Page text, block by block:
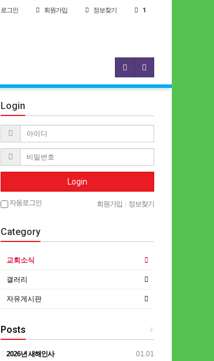
로그인 회원가입 정보찾기 1
Login
Login
자동로그인 회원가입 정보찾기
Category
교회소식
갤러리
자유게시판
+
Posts
01.01
2026년 새해인사